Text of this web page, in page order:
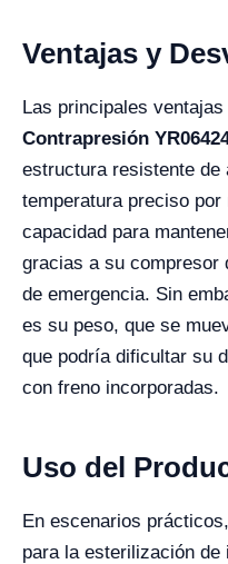
Ventajas y
Las principales ventajas
Contrapresión
estructura resistente de
temperatura preciso
capacidad para
gracias a su compresor
de emergencia. Sin
es su peso, que se
que podría dificultar su
con freno incorporadas.
Uso del
En escenarios
para la esterilización